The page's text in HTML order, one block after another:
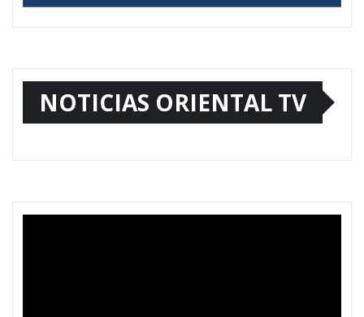
NOTICIAS ORIENTAL TV